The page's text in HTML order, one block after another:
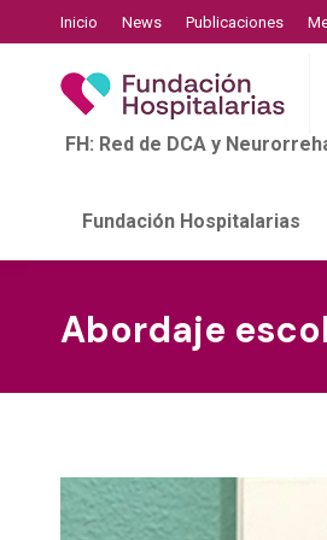
Inicio News Publicaciones
FH: Red de DCA y
Fundación Hospitalarias
Abordaje